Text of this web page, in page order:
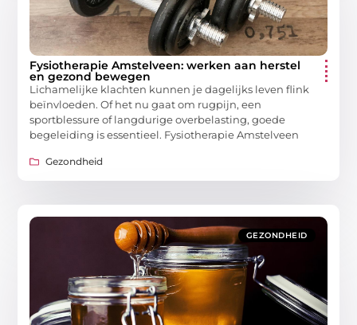
Fysiotherapie Amstelveen: werken aan herstel
en gezond bewegen
Lichamelijke klachten kunnen je dagelijks leven flink
beïnvloeden. Of het nu gaat om rugpijn, een
sportblessure of langdurige overbelasting, goede
begeleiding is essentieel. Fysiotherapie Amstelveen
Gezondheid
GEZONDHEID